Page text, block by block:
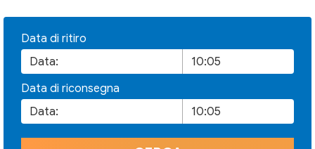
Data di ritiro
Data di riconsegna